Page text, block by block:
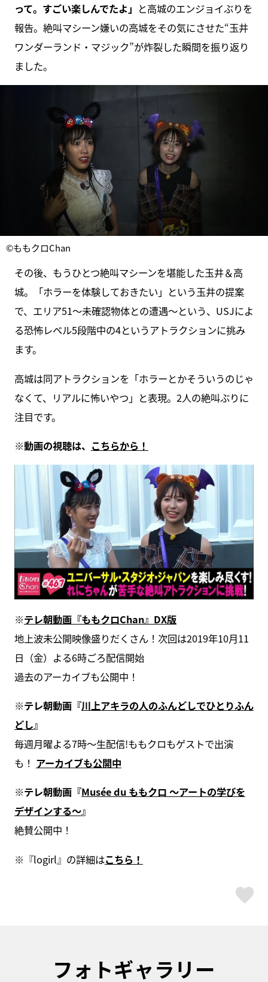
って。すごい楽しんでたよ」 と高城のエンジョイぶりを
報告。絶叫マシーン嫌いの高城をその気にさせた“玉井
ワンダーランド・マジック”が炸裂した瞬間を振り返り
ました。
©ももクロChan
その後、もうひとつ絶叫マシーンを堪能した玉井＆高
城。「ホラーを体験しておきたい」という玉井の提案
で、エリア51〜未確認物体との遭遇〜という、USJによ
る恐怖レベル5段階中の4というアトラクションに挑み
ます。
高城は同アトラクションを「ホラーとかそういうのじゃ
なくて、リアルに怖いやつ」と表現。2人の絶叫ぶりに
注目です。
※動画の視聴は、 こちらから！
※テレ朝動画『ももクロChan』DX版
地上波未公開映像盛りだくさん！次回は2019年10月11
日（金）よる6時ごろ配信開始
過去のアーカイブも公開中！
※テレ朝動画『川上アキラの人のふんどしでひとりふん
どし』
毎週月曜よる7時〜生配信!ももクロもゲストで出演
も！ アーカイブも公開中
※テレ朝動画『Musée du ももクロ ～アートの学びを
デザインする～』
絶賛公開中！
※『logirl』の詳細はこちら！
フォトギャラリー